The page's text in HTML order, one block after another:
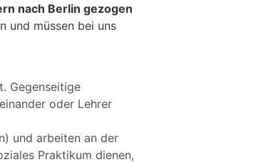
nach Berlin gezogen
und müssen bei uns
Gegenseitige
oder Lehrer
und arbeiten an der
Praktikum dienen,